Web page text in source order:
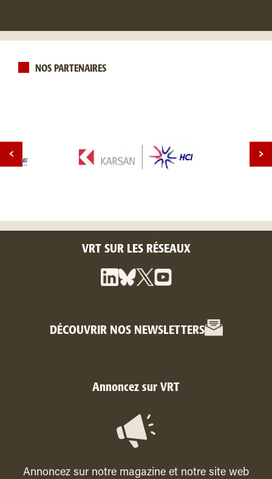
NOS PARTENAIRES
VRT SUR LES RÉSEAUX
DÉCOUVRIR NOS NEWSLETTERS
Annoncez sur VRT
Annoncez sur notre magazine et notre site web